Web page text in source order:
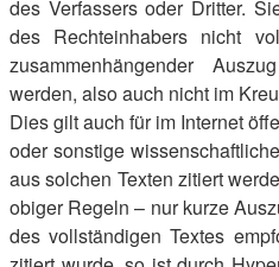
des Verfassers oder Dritter.
des Rechteinhabers nicht
zusammenhängender
werden, also auch nicht im
Dies gilt auch für im Internet
oder sonstige
aus solchen Texten zitiert
obiger Regeln – nur kurze
des vollständigen Textes